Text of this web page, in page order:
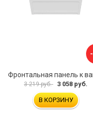
3 219 руб. 3 058 руб.
В КОРЗИНУ